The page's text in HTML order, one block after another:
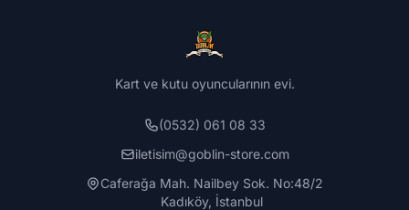
Kart ve kutu oyuncularının evi.
(0532) 061 08 33
iletisim@goblin-store.com
Caferağa Mah. Nailbey Sok. No:48/2
Kadıköy, İstanbul